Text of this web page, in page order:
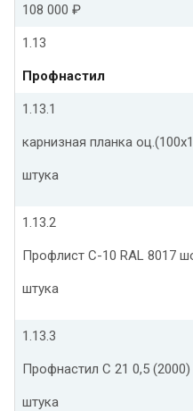
108 000 ₽
1.13
Профнастил
1.13.1
карнизная планка
штука
1.13.2
Профлист С-10 RAL 8017
штука
1.13.3
Профнастил С 21 0,5 (2000)
штука